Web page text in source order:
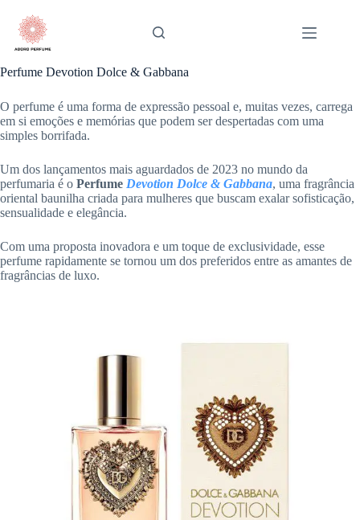
para
conteúdo
Perfume Devotion Dolce & Gabbana
O perfume é uma forma de expressão pessoal e, muitas vezes, carrega
em si emoções e memórias que podem ser despertadas com uma
simples borrifada.
Um dos lançamentos mais aguardados de 2023 no mundo da
perfumaria é o Perfume Devotion Dolce & Gabbana, uma fragrância
oriental baunilha criada para mulheres que buscam exalar sofisticação,
sensualidade e elegância.
Com uma proposta inovadora e um toque de exclusividade, esse
perfume rapidamente se tornou um dos preferidos entre as amantes de
fragrâncias de luxo.